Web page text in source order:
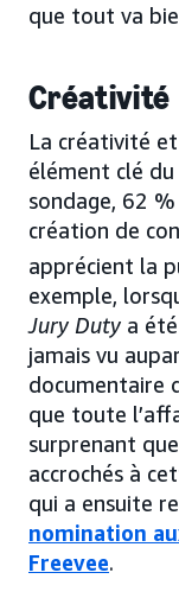
que tout va
Créativité
La créativité
élément clé
sondage, 62
création de
apprécient la
exemple,
Jury Duty a
jamais vu
documentaire
que toute
surprenant
accrochés à
qui a ensuite
nomination
Freevee.